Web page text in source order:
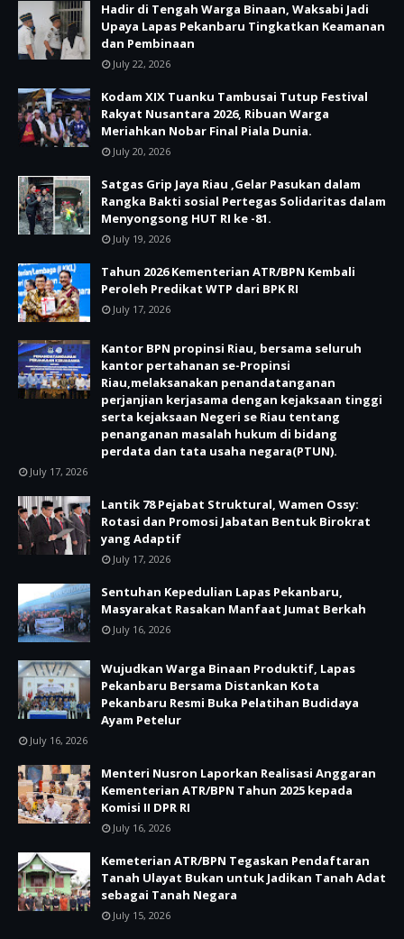
Hadir di Tengah Warga Binaan, Waksabi Jadi
Upaya Lapas Pekanbaru Tingkatkan Keamanan
dan Pembinaan
July 22, 2026
Kodam XIX Tuanku Tambusai Tutup Festival
Rakyat Nusantara 2026, Ribuan Warga
Meriahkan Nobar Final Piala Dunia.
July 20, 2026
Satgas Grip Jaya Riau ,Gelar Pasukan dalam
Rangka Bakti sosial Pertegas Solidaritas dalam
Menyongsong HUT RI ke -81.
July 19, 2026
Tahun 2026 Kementerian ATR/BPN Kembali
Peroleh Predikat WTP dari BPK RI
July 17, 2026
Kantor BPN propinsi Riau, bersama seluruh
kantor pertahanan se-Propinsi
Riau,melaksanakan penandatanganan
perjanjian kerjasama dengan kejaksaan tinggi
serta kejaksaan Negeri se Riau tentang
penanganan masalah hukum di bidang
perdata dan tata usaha negara(PTUN).
July 17, 2026
Lantik 78 Pejabat Struktural, Wamen Ossy:
Rotasi dan Promosi Jabatan Bentuk Birokrat
yang Adaptif
July 17, 2026
Sentuhan Kepedulian Lapas Pekanbaru,
Masyarakat Rasakan Manfaat Jumat Berkah
July 16, 2026
Wujudkan Warga Binaan Produktif, Lapas
Pekanbaru Bersama Distankan Kota
Pekanbaru Resmi Buka Pelatihan Budidaya
Ayam Petelur
July 16, 2026
Menteri Nusron Laporkan Realisasi Anggaran
Kementerian ATR/BPN Tahun 2025 kepada
Komisi II DPR RI
July 16, 2026
Kemeterian ATR/BPN Tegaskan Pendaftaran
Tanah Ulayat Bukan untuk Jadikan Tanah Adat
sebagai Tanah Negara
July 15, 2026